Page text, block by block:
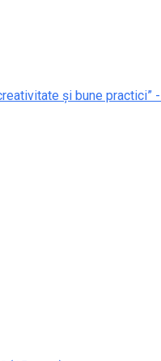
și bune practici”